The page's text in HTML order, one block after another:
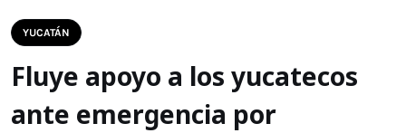
YUCATÁN
Fluye apoyo a los yucatecos
ante emergencia por